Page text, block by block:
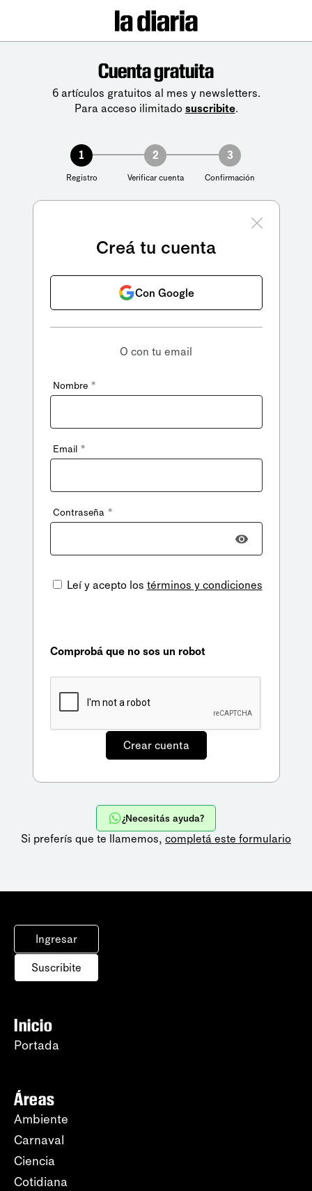
Cuenta gratuita
6 artículos gratuitos al mes y newsletters.
Para acceso ilimitado suscribite.
1
Registro
2
Verificar cuenta
3
Confirmación
Creá tu cuenta
Con Google
O con tu email
Nombre *
Email *
Contraseña *
Leí y acepto los términos y condiciones
Comprobá que no sos un robot
¿Necesitás ayuda?
Si preferís que te llamemos, completá este formulario
Ingresar
Suscribite
Inicio
Portada
Áreas
Ambiente
Carnaval
Ciencia
Cotidiana